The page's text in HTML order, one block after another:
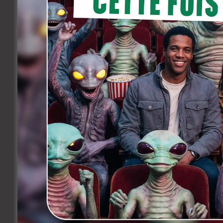
des histoires de Disney, Pixar, Marvel,
Et voilà maintenant qu’un récent
penser à plus que le jeu: «Il s’agit de la
vidéo, qui offre d’importantes
les fans découvrent les histoires et les
révolutionnaire.»
Il faut dire que la transposition de
idées à d’autres. Surtout quand on
mondiales.
En attendant d’y voir plus clair, la
avec Jason Momoa, Jack Black,
2025.
Share Facebook Twitter
Précedent
Vanja d’Alcantara de retour
derrière la caméra pour « Cap